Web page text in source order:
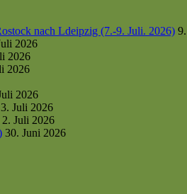
nach Ldeipzig (7.-9. Juli. 2026)
2026
2026
2026
2026
3. Juli 2026
2. Juli 2026
30. Juni 2026